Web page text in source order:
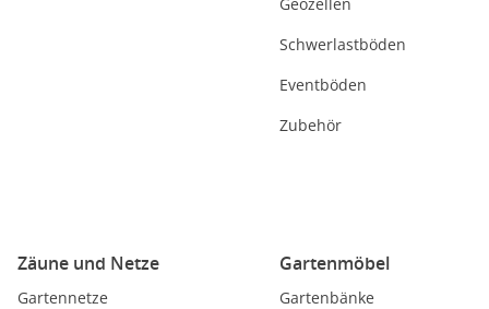
Schwerlastböden
Eventböden
Zubehör
Zäune und Netze
Gartennetze
Gartenmöbel
Gartenbänke